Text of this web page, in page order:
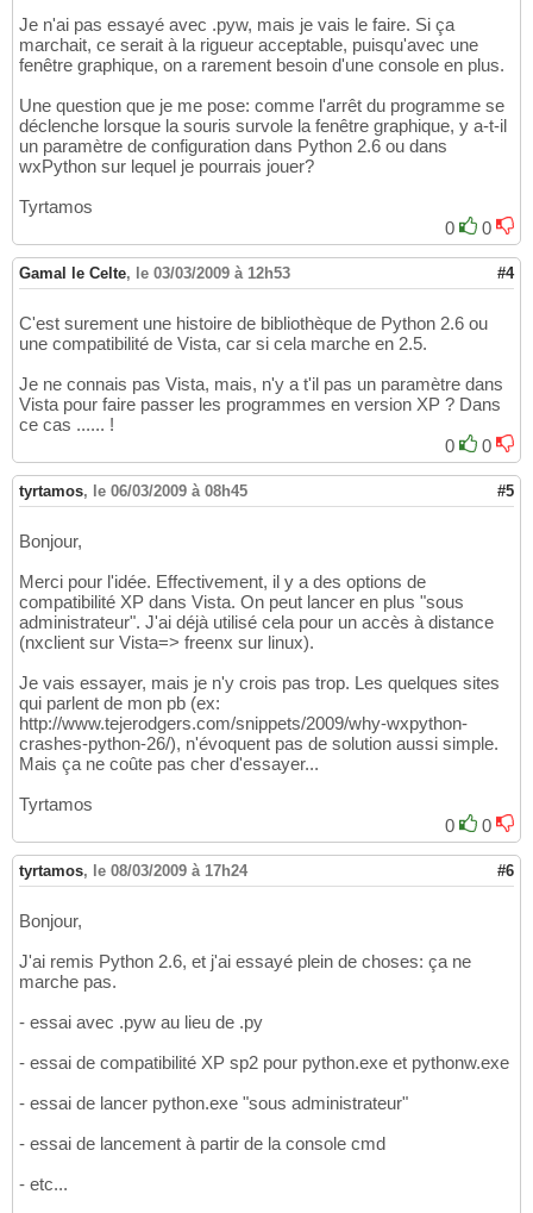
Je n'ai pas essayé avec .pyw, mais je vais le faire. Si ça
marchait, ce serait à la rigueur acceptable, puisqu'avec une
fenêtre graphique, on a rarement besoin d'une console en plus.
Une question que je me pose: comme l'arrêt du programme se
déclenche lorsque la souris survole la fenêtre graphique, y a-t-il
un paramètre de configuration dans Python 2.6 ou dans
wxPython sur lequel je pourrais jouer?
Tyrtamos
0
0
Gamal le Celte, le 03/03/2009 à 12h53 #4
C'est surement une histoire de bibliothèque de Python 2.6 ou
une compatibilité de Vista, car si cela marche en 2.5.
Je ne connais pas Vista, mais, n'y a t'il pas un paramètre dans
Vista pour faire passer les programmes en version XP ? Dans
ce cas ...... !
0
0
tyrtamos, le 06/03/2009 à 08h45 #5
Bonjour,
Merci pour l'idée. Effectivement, il y a des options de
compatibilité XP dans Vista. On peut lancer en plus "sous
administrateur". J'ai déjà utilisé cela pour un accès à distance
(nxclient sur Vista=> freenx sur linux).
Je vais essayer, mais je n'y crois pas trop. Les quelques sites
qui parlent de mon pb (ex:
http://www.tejerodgers.com/snippets/2009/why-wxpython-
crashes-python-26/), n'évoquent pas de solution aussi simple.
Mais ça ne coûte pas cher d'essayer...
Tyrtamos
0
0
tyrtamos, le 08/03/2009 à 17h24 #6
Bonjour,
J'ai remis Python 2.6, et j'ai essayé plein de choses: ça ne
marche pas.
- essai avec .pyw au lieu de .py
- essai de compatibilité XP sp2 pour python.exe et pythonw.exe
- essai de lancer python.exe "sous administrateur"
- essai de lancement à partir de la console cmd
- etc...